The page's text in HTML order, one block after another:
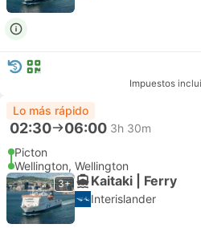
Impuestos
Lo más rápido
02:30 06:00 3h 30m
Picton
Wellington, Wellington
3+ Kaitaki | Ferry
Interislander